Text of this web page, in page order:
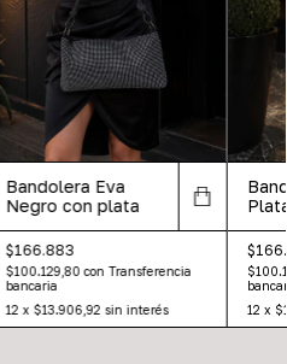
Bandolera Eva
Negro con plata
$166.883
$100.129,80con Transferencia
bancaria
12 x$13.906,92 sin interés
12 x